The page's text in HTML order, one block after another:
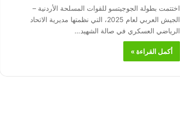
اختتمت بطولة الجوجيتسو للقوات المسلحة الأردنية –
الجيش العربي لعام 2025، التي نظمتها مديرية الاتحاد
الرياضي العسكري في صالة الشهيد…
أكمل القراءة »